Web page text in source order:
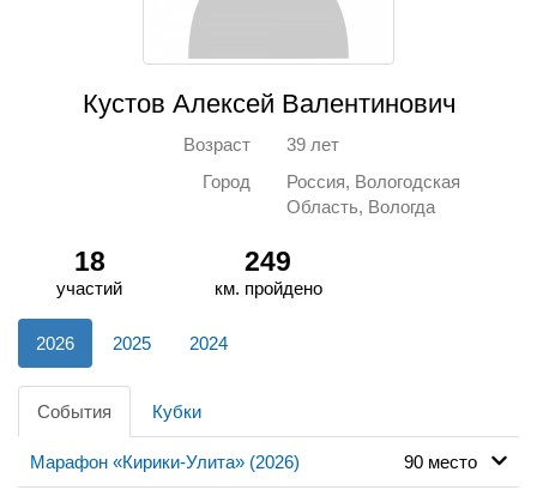
Кустов Алексей Валентинович
Возраст
39 лет
Город
Россия, Вологодская
Область, Вологда
18
участий
249
км. пройдено
2026 2025 2024
События Кубки
Марафон «Кирики-Улита» (2026) 90 место